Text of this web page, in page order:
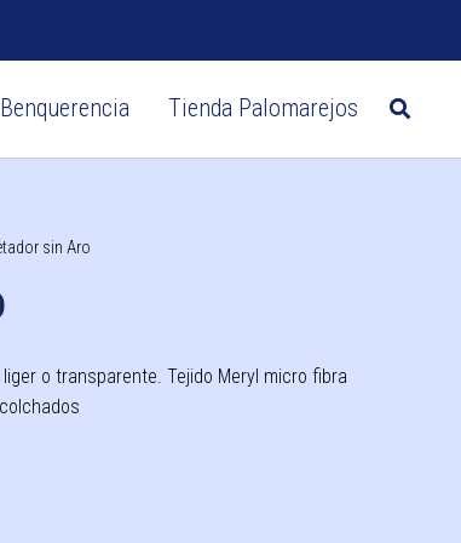
Tienda Palomarejos
sin Aro
o transparente. Tejido Meryl micro fibra